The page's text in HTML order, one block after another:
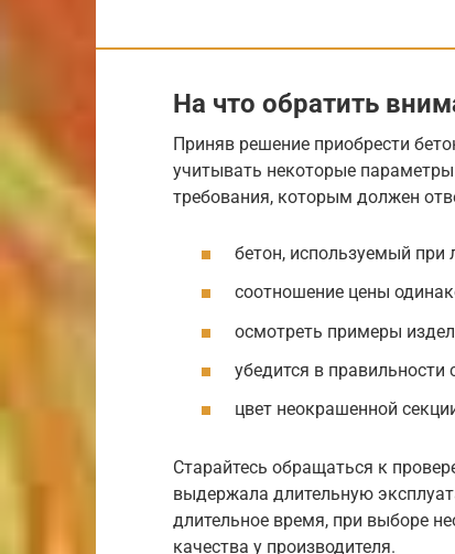
На что обратить
Приняв решение приобрести
учитывать некоторые
требования, которым должен
бетон, используемый при
соотношение цены
осмотреть примеры
убедится в
цвет неокрашенной
Старайтесь обращаться к
выдержала длительную
длительное время, при выборе
качества у производителя.